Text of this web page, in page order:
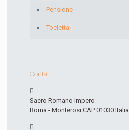
Pensione
Toeletta
Contatti
Sacro Romano Impero
Roma - Monterosi CAP 01030 Italia